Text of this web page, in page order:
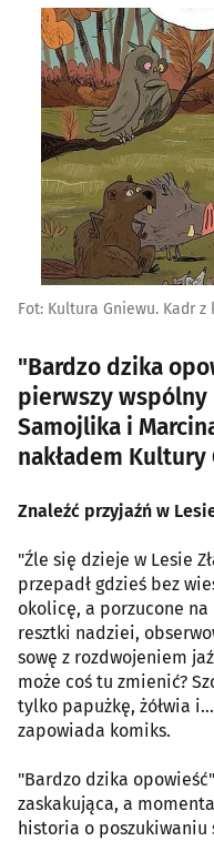
Fot: Kultura Gniewu. Kadr z
"Bardzo dzika
pierwszy wspólny
Samojlika i
nakładem Kultury
Znaleźć przyjaźń w
"Źle się dzieje w Lesie
przepadł gdzieś bez
okolicę, a porzucone
resztki nadziei,
sowę z rozdwojeniem
może coś tu zmienić?
tylko papużkę, żółwia
zapowiada komiks.
"Bardzo dzika
zaskakująca, a
historia o poszukiwaniu